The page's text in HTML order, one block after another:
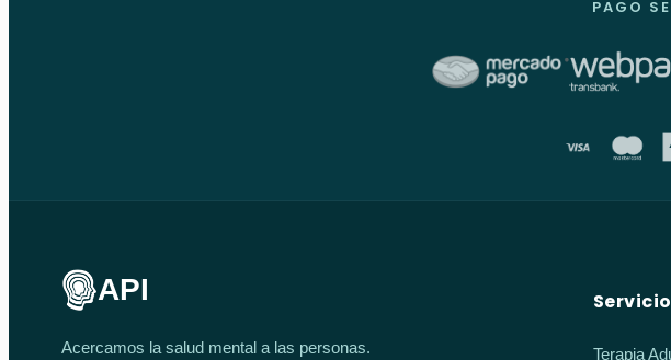
PAGO
API
Acercamos la salud mental a las personas. Terapia